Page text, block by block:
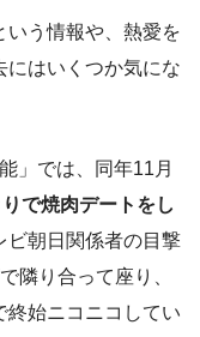
いう情報や、熱愛を
にはいくつか気にな
」では、同年11月
で焼肉デートをし
ビ朝日関係者の目撃
隣り合って座り、
終始ニコニコしてい